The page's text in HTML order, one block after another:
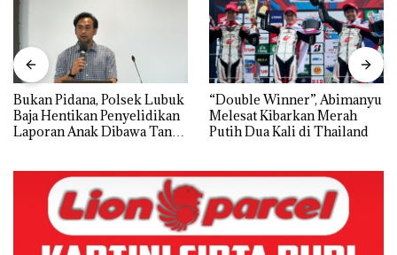
Bukan Pidana, Polsek Lubuk
Baja Hentikan Penyelidikan
Laporan Anak Dibawa Tanpa
“Double Winner”, Abimanyu
Melesat Kibarkan Merah
Putih Dua Kali di Thailand